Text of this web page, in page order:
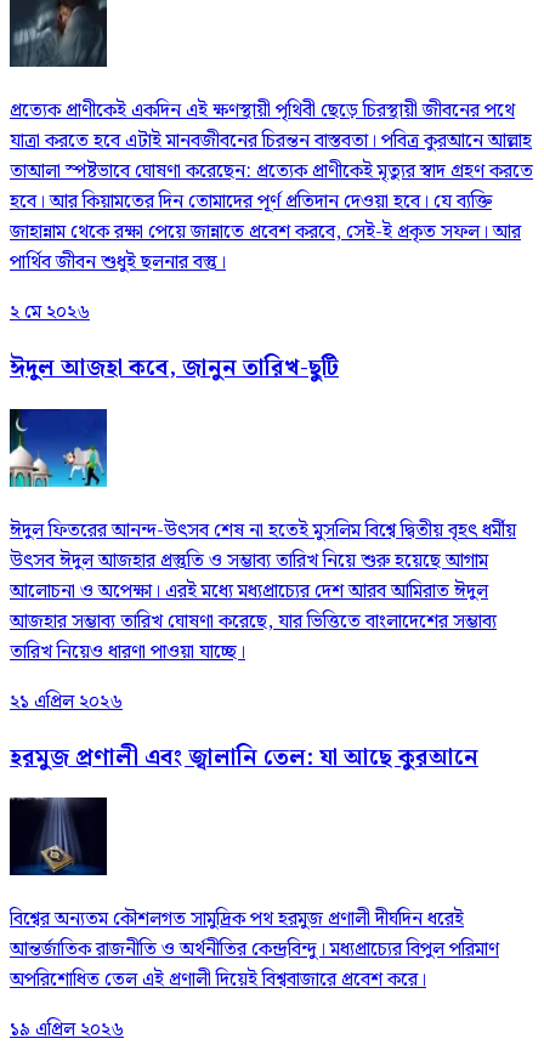
প্রত্যেক প্রাণীকেই একদিন এই ক্ষণস্থায়ী পৃথিবী ছেড়ে চিরস্থায়ী জীবনের পথে
যাত্রা করতে হবে এটাই মানবজীবনের চিরন্তন বাস্তবতা। পবিত্র কুরআনে আল্লাহ
তাআলা স্পষ্টভাবে ঘোষণা করেছেন: প্রত্যেক প্রাণীকেই মৃত্যুর স্বাদ গ্রহণ করতে
হবে। আর কিয়ামতের দিন তোমাদের পূর্ণ প্রতিদান দেওয়া হবে। যে ব্যক্তি
জাহান্নাম থেকে রক্ষা পেয়ে জান্নাতে প্রবেশ করবে, সেই-ই প্রকৃত সফল। আর
পার্থিব জীবন শুধুই ছলনার বস্তু।
২ মে ২০২৬
ঈদুল আজহা কবে, জানুন তারিখ-ছুটি
ঈদুল ফিতরের আনন্দ-উৎসব শেষ না হতেই মুসলিম বিশ্বে দ্বিতীয় বৃহৎ ধর্মীয়
উৎসব ঈদুল আজহার প্রস্তুতি ও সম্ভাব্য তারিখ নিয়ে শুরু হয়েছে আগাম
আলোচনা ও অপেক্ষা। এরই মধ্যে মধ্যপ্রাচ্যের দেশ আরব আমিরাত ঈদুল
আজহার সম্ভাব্য তারিখ ঘোষণা করেছে, যার ভিত্তিতে বাংলাদেশের সম্ভাব্য
তারিখ নিয়েও ধারণা পাওয়া যাচ্ছে।
২১ এপ্রিল ২০২৬
হরমুজ প্রণালী এবং জ্বালানি তেল: যা আছে কুরআনে
বিশ্বের অন্যতম কৌশলগত সামুদ্রিক পথ হরমুজ প্রণালী দীর্ঘদিন ধরেই
আন্তর্জাতিক রাজনীতি ও অর্থনীতির কেন্দ্রবিন্দু। মধ্যপ্রাচ্যের বিপুল পরিমাণ
অপরিশোধিত তেল এই প্রণালী দিয়েই বিশ্ববাজারে প্রবেশ করে।
১৯ এপ্রিল ২০২৬